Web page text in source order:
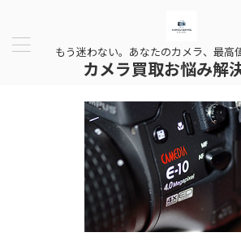
もう迷わない。あなたのカメラ、最高
カメラ買取お悩み解